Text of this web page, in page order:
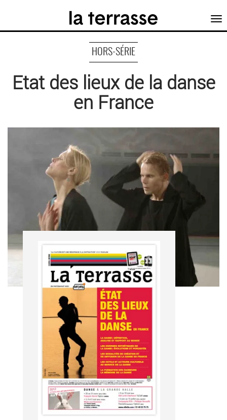
HORS-SÉRIE
Etat des lieux de la danse
en France